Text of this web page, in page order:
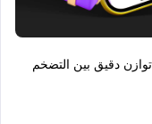
دقيق بين التضخم